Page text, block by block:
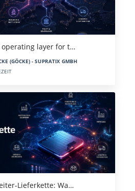
operating layer for t…
(GÖCKE) - SUPRATIX GMBH
Lieferkette: Wa…